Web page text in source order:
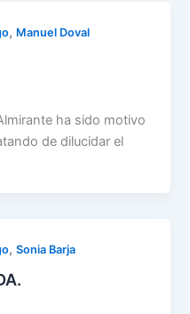
, Manuel Doval
ha sido motivo
de dilucidar el
,Sonia Barja